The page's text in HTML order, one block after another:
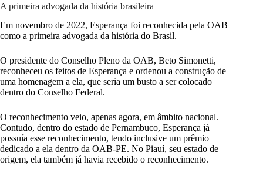
A primeira advogada da história brasileira
Em novembro de 2022, Esperança foi reconhecida pela OAB
como a primeira advogada da história do Brasil.
O presidente do Conselho Pleno da OAB, Beto Simonetti,
reconheceu os feitos de Esperança e ordenou a construção de
uma homenagem a ela, que seria um busto a ser colocado
dentro do Conselho Federal.
O reconhecimento veio, apenas agora, em âmbito nacional.
Contudo, dentro do estado de Pernambuco, Esperança já
possuía esse reconhecimento, tendo inclusive um prêmio
dedicado a ela dentro da OAB-PE. No Piauí, seu estado de
origem, ela também já havia recebido o reconhecimento.